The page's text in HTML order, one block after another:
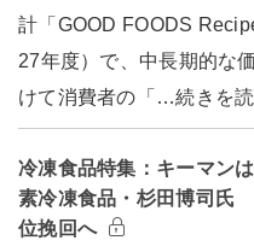
計「GOOD FOODS
27年度）で、中長期的な
けて消費者の「…続きを
冷凍食品特集：キーマン
素冷凍食品・杉田博司氏
位挽回へ